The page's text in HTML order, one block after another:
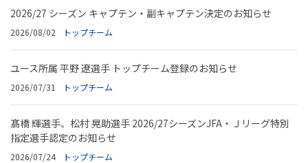
2026/27 シーズン キャプテン・副キャプテン決定のお知らせ
2026/08/02 トップチーム
ユース所属 平野 遼選手 トップチーム登録のお知らせ
2026/07/31 トップチーム
髙橋 輝選手、松村 晃助選手 2026/27シーズンJFA・Ｊリーグ特別
指定選手認定のお知らせ
2026/07/24 トップチーム